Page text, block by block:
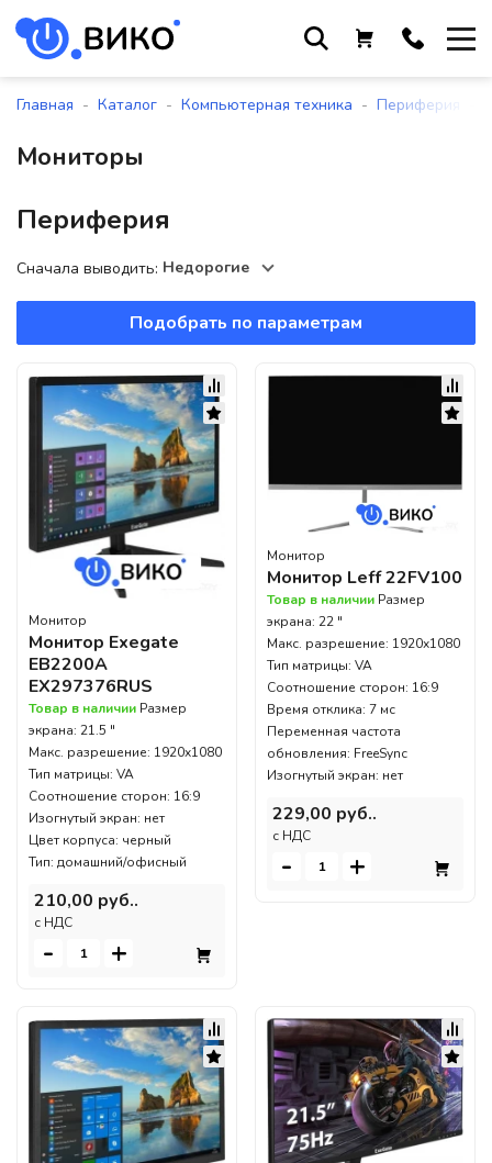
с понедельника по пятницу
sales@viko-t.by
Контакты
220118, г. Минск, ул. Крупской, д.
Главная - Каталог - Компьютерная техника - Периферия
Мониторы
Периферия
Сначала выводить: Недорогие
Подобрать по параметрам
Монитор
Монитор Exegate
EB2200A
EX297376RUS
Товар в наличии Размер
экрана: 21.5 "
Макс. разрешение: 1920x1080
Тип матрицы: VA
Соотношение сторон: 16:9
Изогнутый экран: нет
Цвет корпуса: черный
Тип: домашний/офисный
210,00 руб..
c НДС
- +
Монитор
Монитор Leff 22FV100
Товар в наличии Размер
экрана: 22 "
Макс. разрешение: 1920x1080
Тип матрицы: VA
Соотношение сторон: 16:9
Время отклика: 7 мс
Переменная частота
обновления: FreeSync
Изогнутый экран: нет
229,00 руб..
c НДС
- +